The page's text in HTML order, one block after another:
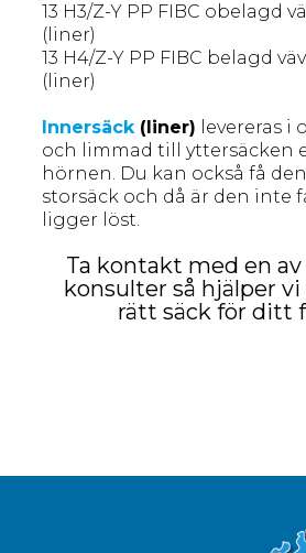
13 H3/Z-Y PP FIBC obelagd
(liner)
13 H4/Z-Y PP FIBC belagd
(liner)
Innersäck(liner) levereras i
och limmad till yttersäcken
hörnen. Du kan också få
storsäck och då är den inte
ligger löst.
Ta kontakt med en av
konsulter så hjälper
rätt säck för ditt